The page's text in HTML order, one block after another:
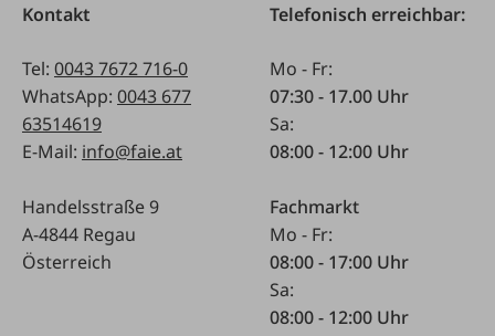
Kontakt
Tel: 0043 7672 716-0
WhatsApp: 0043 677
63514619
E-Mail: info@faie.at
Handelsstraße 9
A-4844 Regau
Österreich
Telefonisch erreichbar:
Mo - Fr:
07:30 - 17.00 Uhr
Sa:
08:00 - 12:00 Uhr
Fachmarkt
Mo - Fr:
08:00 - 17:00 Uhr
Sa:
08:00 - 12:00 Uhr